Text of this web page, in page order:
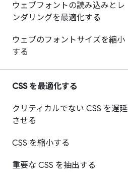
ウェブフォントの読み込みとレ
ンダリングを最適化する
ウェブのフォントサイズを縮小
する
CSS を最適化する
クリティカルでない CSS を遅延
させる
CSS を縮小する
重要な CSS を抽出する